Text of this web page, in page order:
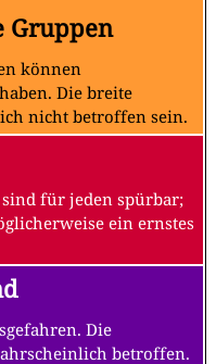
Gruppen
können
Die breite
nicht betroffen sein.
für jeden spürbar;
ein ernstes
Die
betroffen.